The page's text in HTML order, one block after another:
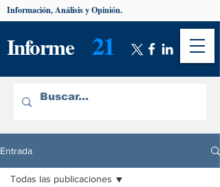
Informe 21
Información, Análisis y Opinión.
Entrada
Todas las publicaciones